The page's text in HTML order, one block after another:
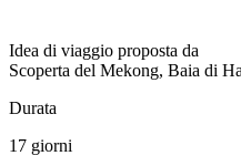
Idea di viaggio proposta da
Scoperta del Mekong, Baia di
Durata
17 giorni